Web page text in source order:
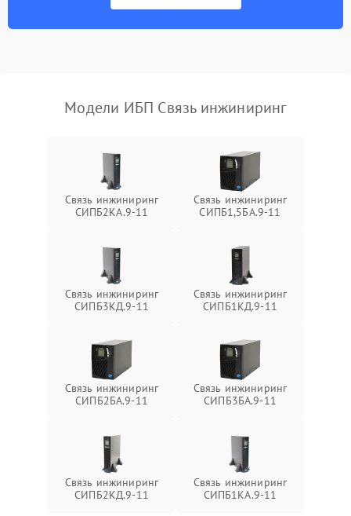
индикаторов
Неисправность системы
Подробнее →
Неисправность системы
мониторинга
1500 ₽ Подробнее →
Повреждение внутренних
Подробнее →
Неисправность системы
1500 ₽ Подробнее →
Поломка системы защиты
Неисправность системы
Модели ИБП Связь инжиниринг
Связь инжиниринг
СИПБ2КА.9-11
Связь инжиниринг
СИПБ1,5БА.9-11
Связь инжиниринг
СИПБ3КД.9-11
Связь инжиниринг
СИПБ1КД.9-11
Связь инжиниринг
СИПБ2БА.9-11
Связь инжиниринг
СИПБ3БА.9-11
Связь инжиниринг
СИПБ2КД.9-11
Связь инжиниринг
СИПБ1КА.9-11